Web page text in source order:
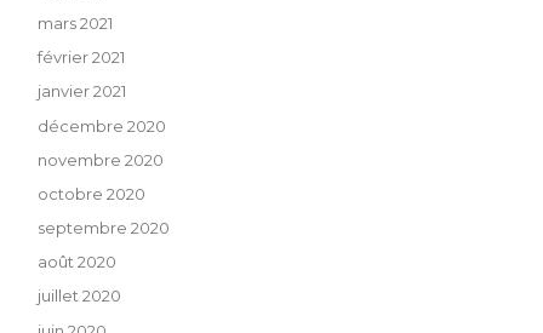
mars 2021
février 2021
janvier 2021
décembre 2020
novembre 2020
octobre 2020
septembre 2020
août 2020
juillet 2020